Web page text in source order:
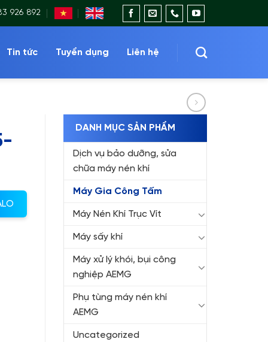
926 892
Tin tức Tuyển dụng Liên hệ
DANH MỤC SẢN PHẨM
Dịch vụ bảo dưỡng, sửa
chữa máy nén khí
Máy Gia Công Tấm
Máy Nén Khí Trục Vít
Máy sấy khí
Máy xử lý khói, bụi công
nghiệp AEMG
Phụ tùng máy nén khí
AEMG
Uncategorized